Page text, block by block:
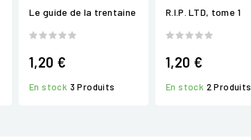
Le guide de la trentaine
1,20 €
En stock 3 Produits
R.I.P. LTD, tome 1
1,20 €
En stock 2 Produits